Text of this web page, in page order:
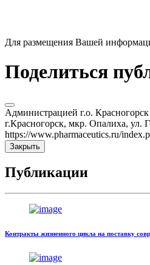
Для размещения Вашей
Поделиться
Администрацией г.о.
г.Красногорск, мкр. Опалиха, ул.
https://www.pharmaceutics.ru/
Закрыть
Публикации
Контракты жизненного цикла на поставку